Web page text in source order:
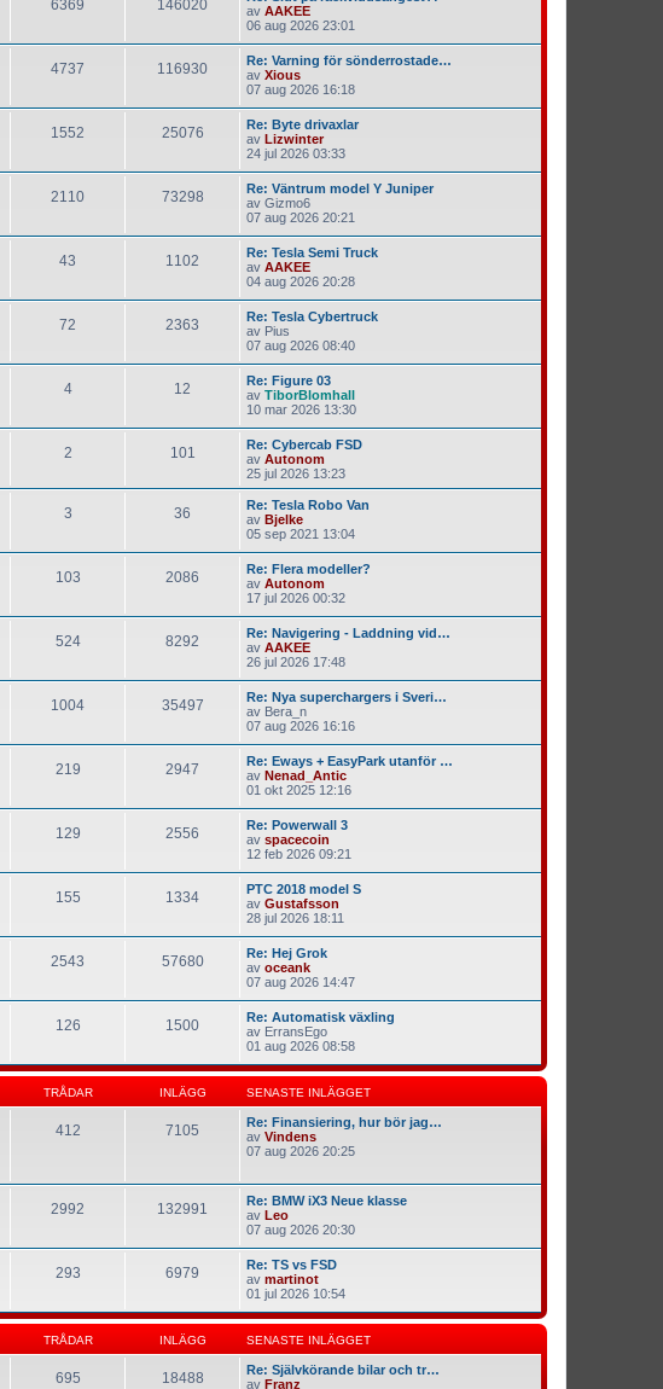
6369 146020
av AAKEE
06 aug 2026 23:01
4737 116930
Re: Varning för sönderrostade…
av Xious
07 aug 2026 16:18
1552 25076
Re: Byte drivaxlar
av Lizwinter
24 jul 2026 03:33
2110 73298
Re: Väntrum model Y Juniper
av Gizmo6
07 aug 2026 20:21
43 1102
Re: Tesla Semi Truck
av AAKEE
04 aug 2026 20:28
72 2363
Re: Tesla Cybertruck
av Pius
07 aug 2026 08:40
4 12
Re: Figure 03
av TiborBlomhall
10 mar 2026 13:30
2 101
Re: Cybercab FSD
av Autonom
25 jul 2026 13:23
3 36
Re: Tesla Robo Van
av Bjelke
05 sep 2021 13:04
103 2086
Re: Flera modeller?
av Autonom
17 jul 2026 00:32
524 8292
Re: Navigering - Laddning vid…
av AAKEE
26 jul 2026 17:48
1004 35497
Re: Nya superchargers i Sveri…
av Bera_n
07 aug 2026 16:16
219 2947
Re: Eways + EasyPark utanför …
av Nenad_Antic
01 okt 2025 12:16
129 2556
Re: Powerwall 3
av spacecoin
12 feb 2026 09:21
155 1334
PTC 2018 model S
av Gustafsson
28 jul 2026 18:11
2543 57680
Re: Hej Grok
av oceank
07 aug 2026 14:47
126 1500
Re: Automatisk växling
av ErransEgo
01 aug 2026 08:58
TRÅDAR INLÄGG SENASTE INLÄGGET
412 7105
Re: Finansiering, hur bör jag…
av Vindens
07 aug 2026 20:25
2992 132991
Re: BMW iX3 Neue klasse
av Leo
07 aug 2026 20:30
293 6979
Re: TS vs FSD
av martinot
01 jul 2026 10:54
TRÅDAR INLÄGG SENASTE INLÄGGET
695 18488
Re: Självkörande bilar och tr…
av Franz